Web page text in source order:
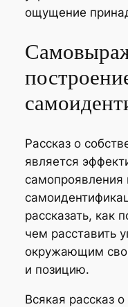
ощущение
Рассказ о
является
самопроявления
рассказать, как
чем расставить
окружающим
и позицию.
Всякая рассказ